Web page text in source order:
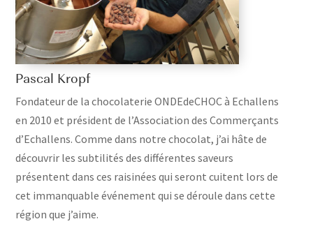
Pascal Kropf
Fondateur de la chocolaterie ONDEdeCHOC à Echallens
en 2010 et président de l’Association des Commerçants
d’Echallens. Comme dans notre chocolat, j’ai hâte de
découvrir les subtilités des différentes saveurs
présentent dans ces raisinées qui seront cuitent lors de
cet immanquable événement qui se déroule dans cette
région que j’aime.